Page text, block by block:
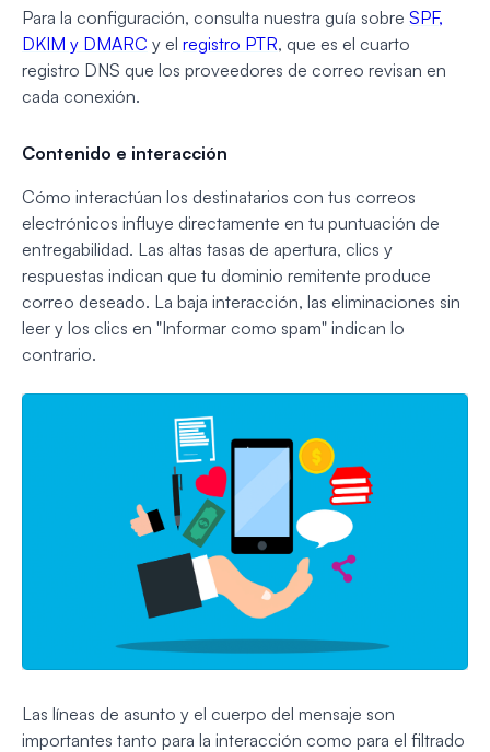
Para la configuración, consulta nuestra guía sobre SPF,
DKIM y DMARC y el registro PTR, que es el cuarto
registro DNS que los proveedores de correo revisan en
cada conexión.
Contenido e interacción
Cómo interactúan los destinatarios con tus correos
electrónicos influye directamente en tu puntuación de
entregabilidad. Las altas tasas de apertura, clics y
respuestas indican que tu dominio remitente produce
correo deseado. La baja interacción, las eliminaciones sin
leer y los clics en "Informar como spam" indican lo
contrario.
Las líneas de asunto y el cuerpo del mensaje son
importantes tanto para la interacción como para el filtrado